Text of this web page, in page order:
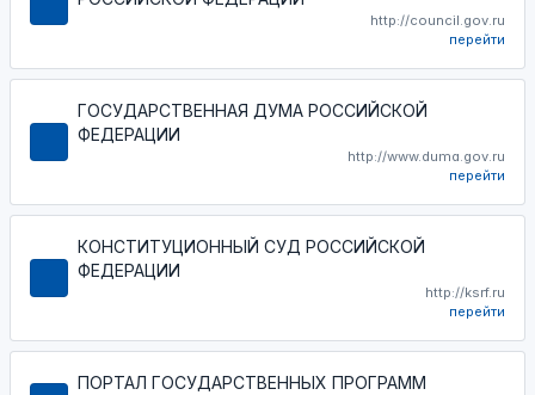
http://council.gov.ru
перейти
ГОСУДАРСТВЕННАЯ ДУМА РОССИЙСКОЙ
ФЕДЕРАЦИИ
http://www.duma.gov.ru
перейти
КОНСТИТУЦИОННЫЙ СУД РОССИЙСКОЙ
ФЕДЕРАЦИИ
http://ksrf.ru
перейти
ПОРТАЛ ГОСУДАРСТВЕННЫХ ПРОГРАММ